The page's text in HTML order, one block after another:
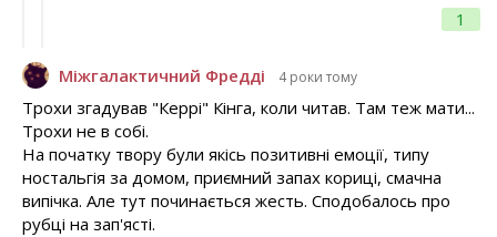
1
Міжгалактичний Фредді 4 роки тому
Трохи згадував "Керрі" Кінга, коли читав. Там теж мати...
Трохи не в собі.
На початку твору були якісь позитивні емоції, типу
ностальгія за домом, приємний запах кориці, смачна
випічка. Але тут починається жесть. Сподобалось про
рубці на зап'ясті.